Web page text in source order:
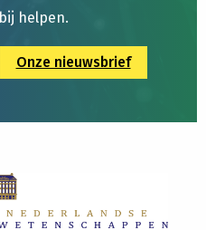
helpen.
Onze nieuwsbrief